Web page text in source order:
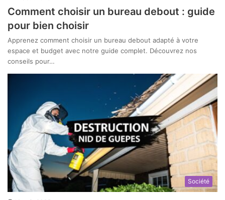
Comment choisir un bureau debout : guide
pour bien choisir
Apprenez comment choisir un bureau debout adapté à votre
espace et budget avec notre guide complet. Découvrez nos
conseils pour…
Société